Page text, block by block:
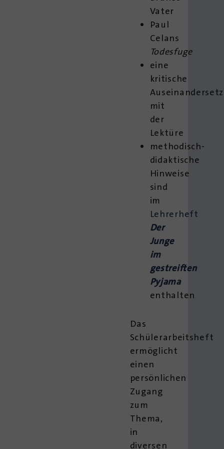
Vater
Paul
Celans
Todesfuge
eine
kritische
mit
der
Lektüre
methodisch-
didaktische
Hinweise
sind
im
Lehrerheft
Der
Junge
im
gestreiften
Pyjama
enthalten
Das
Schülerarbeitsheft
ermöglicht
einen
persönlichen
Zugang
zum
Thema,
in
diversen